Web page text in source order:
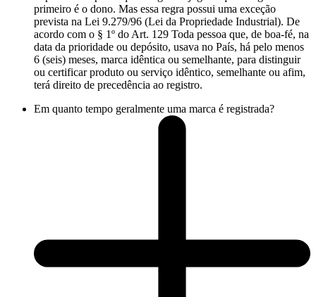
primeiro é o dono. Mas essa regra possui uma exceção
prevista na Lei 9.279/96 (Lei da Propriedade Industrial). De
acordo com o § 1º do Art. 129 Toda pessoa que, de boa-fé, na
data da prioridade ou depósito, usava no País, há pelo menos
6 (seis) meses, marca idêntica ou semelhante, para distinguir
ou certificar produto ou serviço idêntico, semelhante ou afim,
terá direito de precedência ao registro.
Em quanto tempo geralmente uma marca é registrada?